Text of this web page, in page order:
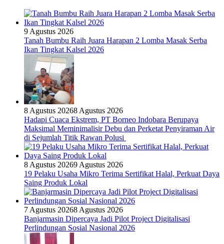
9 Agustus 2026
Tanah Bumbu Raih Juara Harapan 2 Lomba Masak Serba
Ikan Tingkat Kalsel 2026
8 Agustus 20268 Agustus 2026
Hadapi Cuaca Ekstrem, PT Borneo Indobara Berupaya
Maksimal Meminimalisir Debu dan Perketat Penyiraman Air
di Sejumlah Titik Rawan Polusi
8 Agustus 20269 Agustus 2026
19 Pelaku Usaha Mikro Terima Sertifikat Halal, Perkuat Daya
Saing Produk Lokal
7 Agustus 20268 Agustus 2026
Banjarmasin Dipercaya Jadi Pilot Project Digitalisasi
Perlindungan Sosial Nasional 2026